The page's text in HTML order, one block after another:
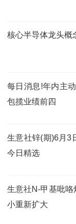
核心半导体龙头概
每日消息!年内主
包揽业绩前四
生意社锌(期)6月3
今日精选
生意社N-甲基吡
小重新扩大